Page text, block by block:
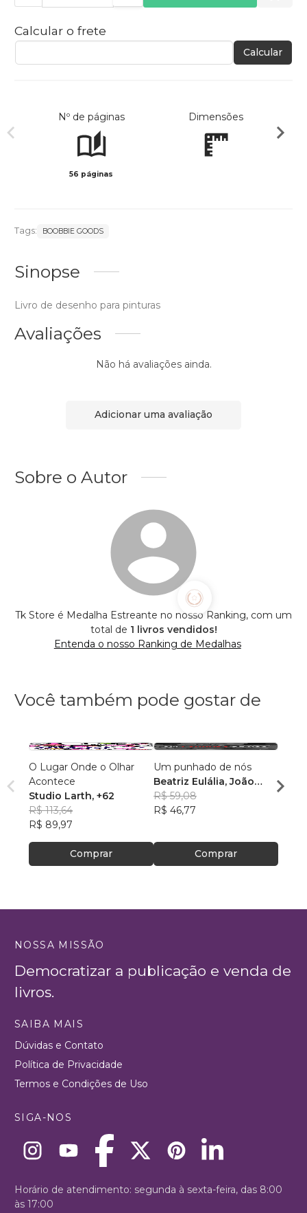
Calcular o frete
Calcular
Nº de páginas
56 páginas
Dimensões
Tags: BOOBBIE GOODS
Sinopse
Livro de desenho para pinturas
Avaliações
Não há avaliações ainda.
Adicionar uma avaliação
Sobre o Autor
Tk Store é Medalha Estreante no nosso Ranking, com um
total de 1 livros vendidos!
Entenda o nosso Ranking de Medalhas
Você também pode gostar de
O Lugar Onde o Olhar
Acontece
Studio Larth, +62
R$ 113,64
R$ 89,97
Comprar
Um punhado de nós
Beatriz Eulália, João
Moraes, Lucas
Figueiredo e Victor
R$ 59,08
R$ 46,77
Comprar
2026
NOSSA MISSÃO
Democratizar a publicação e venda de
livros.
SAIBA MAIS
Dúvidas e Contato
Política de Privacidade
Termos e Condições de Uso
SIGA-NOS
Horário de atendimento: segunda à sexta-feira, das 8:00
às 17:00